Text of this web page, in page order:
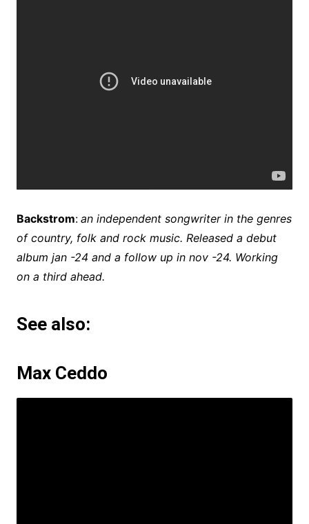
Backstrom: an independent songwriter in the genres
of country, folk and rock music. Released a debut
album jan -24 and a follow up in nov -24. Working
on a third ahead.
See also:
Max Ceddo